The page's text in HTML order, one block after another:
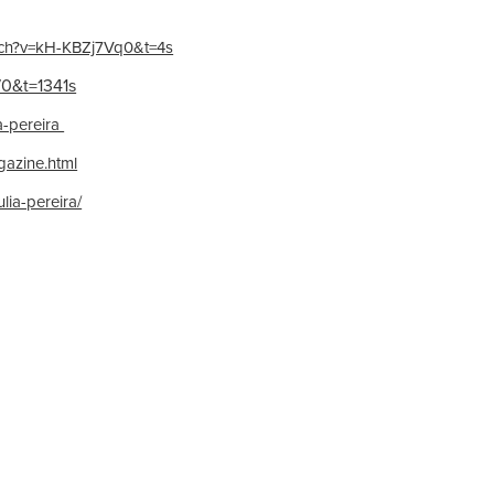
KBZj7Vq0&t=4s
pereira
pereira/